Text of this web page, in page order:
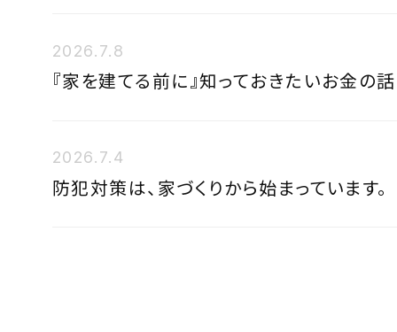
2026.7.8
『家を建てる前に』知っておきたいお金の話
2026.7.4
防犯対策は、家づくりから始まっています。